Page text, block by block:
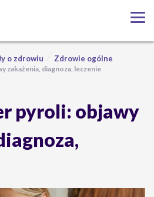
o zdrowiu Zdrowie ogólne
zakażenia, diagnoza, leczenie
pyroli: objawy